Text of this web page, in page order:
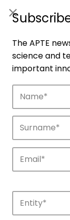
Discover
The APTE
science and
important